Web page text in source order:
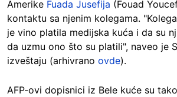
Amerike Fuada Jusefija (Fouad
kontaktu sa njenim kolegama.
je vino platila medijska kuća i da su
da uzmu ono što su platili", naveo je
izveštaju (arhivrano ovde).
AFP-ovi dopisnici iz Bele kuće su